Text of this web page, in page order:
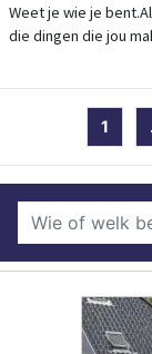
Weet je wie je
die dingen die jou
1